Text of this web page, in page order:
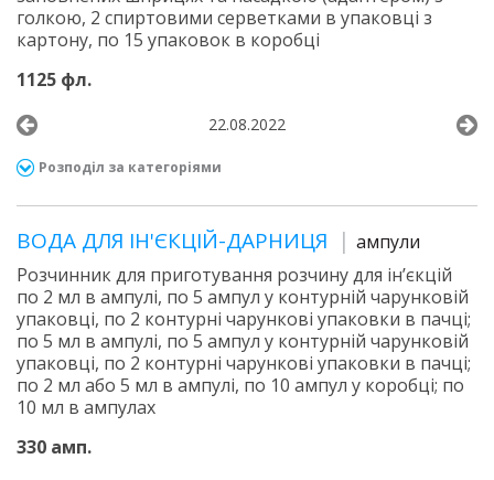
голкою, 2 спиртовими серветками в упаковці з
картону, по 15 упаковок в коробці
1125 фл.
22.08.2022
Розподіл за категоріями
ВОДА ДЛЯ ІН'ЄКЦІЙ-ДАРНИЦЯ
ампули
Розчинник для приготування розчину для ін’єкцій
по 2 мл в ампулі, по 5 ампул у контурній чарунковій
упаковці, по 2 контурні чарункові упаковки в пачці;
по 5 мл в ампулі, по 5 ампул у контурній чарунковій
упаковці, по 2 контурні чарункові упаковки в пачці;
по 2 мл або 5 мл в ампулі, по 10 ампул у коробці; по
10 мл в ампулах
330 амп.